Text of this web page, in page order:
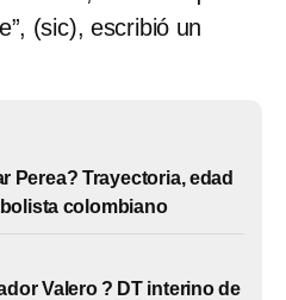
(sic), escribió un
Perea? Trayectoria, edad
colombiano
Valero ? DT interino de